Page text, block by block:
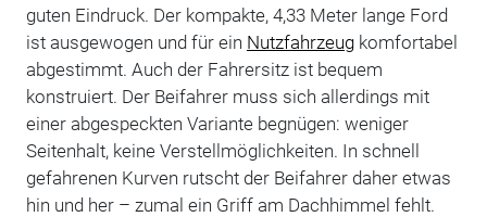
guten Eindruck. Der kompakte, 4,33 Meter lange Ford
ist ausgewogen und für ein Nutzfahrzeugkomfortabel
abgestimmt. Auch der Fahrersitz ist bequem
konstruiert. Der Beifahrer muss sich allerdings mit
einer abgespeckten Variante begnügen: weniger
Seitenhalt, keine Verstellmöglichkeiten. In schnell
gefahrenen Kurven rutscht der Beifahrer daher etwas
hin und her – zumal ein Griff am Dachhimmel fehlt.